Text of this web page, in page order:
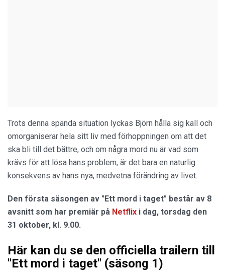
Trots denna spända situation lyckas Björn hålla sig kall och
omorganiserar hela sitt liv med förhoppningen om att det
ska bli till det bättre, och om några mord nu är vad som
krävs för att lösa hans problem, är det bara en naturlig
konsekvens av hans nya, medvetna förändring av livet.
Den första säsongen av "Ett mord i taget" består av 8
avsnitt som har premiär på Netflix i dag, torsdag den
31 oktober, kl. 9.00.
Här kan du se den officiella trailern till
"Ett mord i taget" (säsong 1)